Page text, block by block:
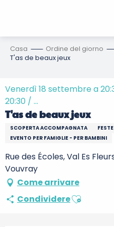
Casa Ordine del giorno
T'as de beaux jeux
Venerdì 18 settembre a
20:30 / ...
T'as de beaux jeux
SCOPERTA ACCOMPAGNATA
EVENTO PER FAMIGLIE - PER BAMBINI
Rue des Écoles, Val Es
Vouvray
Come arrivare
CondividereAjouter